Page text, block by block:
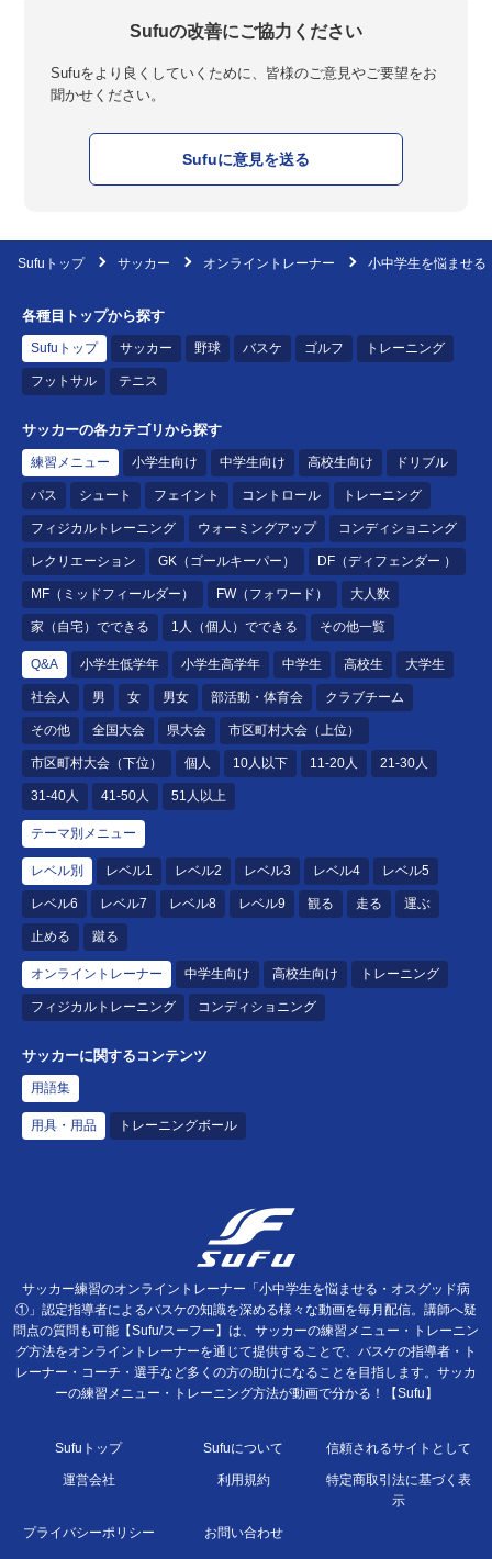
Sufuの改善にご協力ください
Sufuをより良くしていくために、皆様のご意見やご要望をお
聞かせください。
Sufuに意見を送る
Sufuトップ サッカー オンライントレーナー 小中学生を悩ませ
各種目トップから探す
Sufuトップ サッカー 野球 バスケ ゴルフ トレーニング
フットサル テニス
サッカーの各カテゴリから探す
練習メニュー 小学生向け 中学生向け 高校生向け ドリブル
パス シュート フェイント コントロール トレーニング
フィジカルトレーニング ウォーミングアップ コンディショニング
レクリエーション GK（ゴールキーパー） DF（ディフェンダー ）
MF（ミッドフィールダー） FW（フォワード） 大人数
家（自宅）でできる 1人（個人）でできる その他一覧
Q&A 小学生低学年 小学生高学年 中学生 高校生 大学生
社会人 男 女 男女 部活動・体育会 クラブチーム
その他 全国大会 県大会 市区町村大会（上位）
市区町村大会（下位） 個人 10人以下 11-20人 21-30人
31-40人 41-50人 51人以上
テーマ別メニュー
レベル別 レベル1 レベル2 レベル3 レベル4 レベル5
レベル6 レベル7 レベル8 レベル9 観る 走る 運ぶ
止める 蹴る
オンライントレーナー 中学生向け 高校生向け トレーニング
フィジカルトレーニング コンディショニング
サッカーに関するコンテンツ
用語集
用具・用品 トレーニングボール
サッカー練習のオンライントレーナー「小中学生を悩ませる・オスグッド病
①」認定指導者によるバスケの知識を深める様々な動画を毎月配信。講師へ疑
問点の質問も可能【Sufu/スーフー】は、サッカーの練習メニュー・トレーニン
グ方法をオンライントレーナーを通じて提供することで、バスケの指導者・ト
レーナー・コーチ・選手など多くの方の助けになることを目指します。サッカ
ーの練習メニュー・トレーニング方法が動画で分かる！【Sufu】
Sufuトップ Sufuについて 信頼されるサイトとして
運営会社 利用規約
特定商取引法に基づく表
示
プライバシーポリシー お問い合わせ